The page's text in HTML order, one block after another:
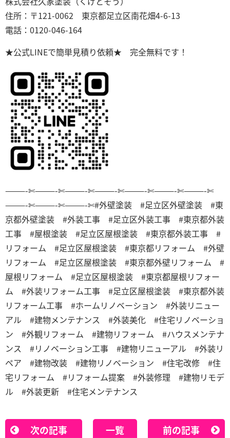
住所：〒121-0062 東京都足立区南花畑4-6-13
電話：0120-046-164
★公式LINEで簡単見積り依頼★ 完全無料です！
———-✄———-✄———-✄———-✄———-✄———-✄———-✄
———-✄———-✄———-✄#外壁塗装 #足立区外壁塗装 #東
京都外壁塗装 #外装工事 #足立区外装工事 #東京都外装
工事 #屋根塗装 #足立区屋根塗装 #東京都外装工事 #
リフォーム #足立区屋根塗装 #東京都リフォーム #外壁
リフォーム #足立区屋根塗装 #東京都外壁リフォーム #
屋根リフォーム #足立区屋根塗装 #東京都屋根リフォー
ム #外装リフォーム工事 #足立区屋根塗装 #東京都外装
リフォーム工事 #ホームリノベーション #外装リニュー
アル #建物メンテナンス #外装美化 #住宅リノベーショ
ン #外観リフォーム #建物リフォーム #ハウスメンテナ
ンス #リノベーション工事 #建物リニューアル #外装リ
ペア #建物改装 #建物リノベーション #住宅改修 #住
宅リフォーム #リフォーム提案 #外装修理 #建物リモデ
ル #外装更新 #住宅メンテナンス
次の記事 一覧 前の記事